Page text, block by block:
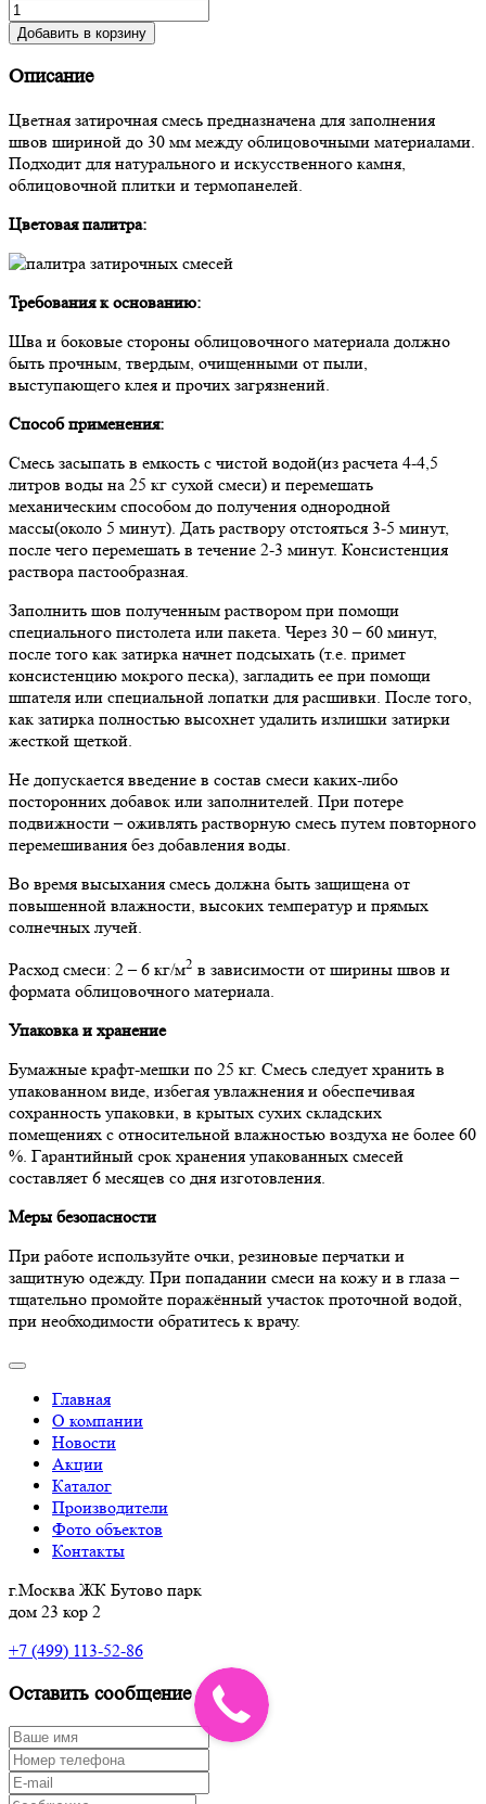
Добавить в корзину
Описание
Цветная затирочная смесь предназначена для заполнения
швов шириной до 30 мм между облицовочными материалами.
Подходит для натурального и искусственного камня,
облицовочной плитки и термопанелей.
Цветовая палитра:
Требования к основанию:
Шва и боковые стороны облицовочного материала должно
быть прочным, твердым, очищенными от пыли,
выступающего клея и прочих загрязнений.
Способ применения:
Смесь засыпать в емкость с чистой водой(из расчета 4-4,5
литров воды на 25 кг сухой смеси) и перемешать
механическим способом до получения однородной
массы(около 5 минут). Дать раствору отстояться 3-5 минут,
после чего перемешать в течение 2-3 минут. Консистенция
раствора пастообразная.
Заполнить шов полученным раствором при помощи
специального пистолета или пакета. Через 30 – 60 минут,
после того как затирка начнет подсыхать (т.е. примет
консистенцию мокрого песка), загладить ее при помощи
шпателя или специальной лопатки для расшивки. После того,
как затирка полностью высохнет удалить излишки затирки
жесткой щеткой.
Не допускается введение в состав смеси каких-либо
посторонних добавок или заполнителей. При потере
подвижности – оживлять растворную смесь путем повторного
перемешивания без добавления воды.
Во время высыхания смесь должна быть защищена от
повышенной влажности, высоких температур и прямых
солнечных лучей.
Расход смеси: 2 – 6 кг/м2 в зависимости от ширины швов и
формата облицовочного материала.
Упаковка и хранение
Бумажные крафт-мешки по 25 кг. Смесь следует хранить в
упакованном виде, избегая увлажнения и обеспечивая
сохранность упаковки, в крытых сухих складских
помещениях с относительной влажностью воздуха не более 60
%. Гарантийный срок хранения упакованных смесей
составляет 6 месяцев со дня изготовления.
Меры безопасности
При работе используйте очки, резиновые перчатки и
защитную одежду. При попадании смеси на кожу и в глаза –
тщательно промойте поражённый участок проточной водой,
при необходимости обратитесь к врачу.
Главная
О компании
Новости
Акции
Каталог
Производители
Фото объектов
Контакты
г.Москва ЖК Бутово парк
дом 23 кор 2
+7 (499) 113-52-86
Оставить сообщение